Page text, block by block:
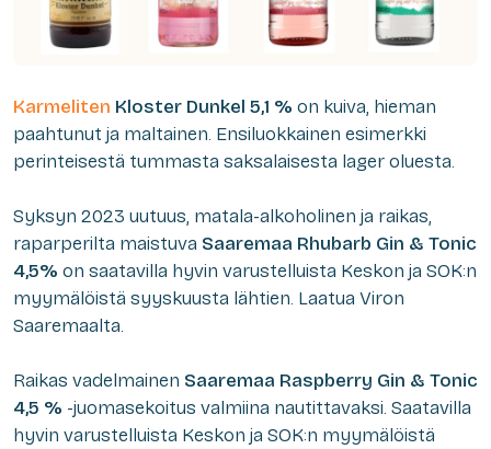
Karmeliten Kloster Dunkel 5,1 % on kuiva, hieman
paahtunut ja maltainen. Ensiluokkainen esimerkki
perinteisestä tummasta saksalaisesta lager oluesta.
Syksyn 2023 uutuus, matala-alkoholinen ja raikas,
raparperilta maistuva Saaremaa Rhubarb Gin & Tonic
4,5% on saatavilla hyvin varustelluista Keskon ja SOK:n
myymälöistä syyskuusta lähtien. Laatua Viron
Saaremaalta.
Raikas vadelmainen Saaremaa Raspberry Gin & Tonic
4,5 % -juomasekoitus valmiina nautittavaksi. Saatavilla
hyvin varustelluista Keskon ja SOK:n myymälöistä